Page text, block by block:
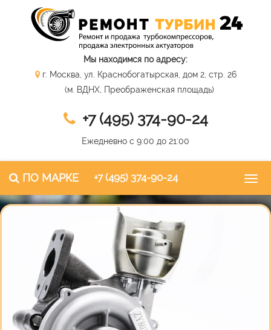
Мы находимся по адресу:
г. Москва, ул. Краснобогатырская, дом 2, стр. 26
(м. ВДНХ, Преображенская площадь)
+7 (495) 374-90-24
Ежедневно с 9:00 до 21:00
ПО МАРКЕ +7 (495) 374-90-24